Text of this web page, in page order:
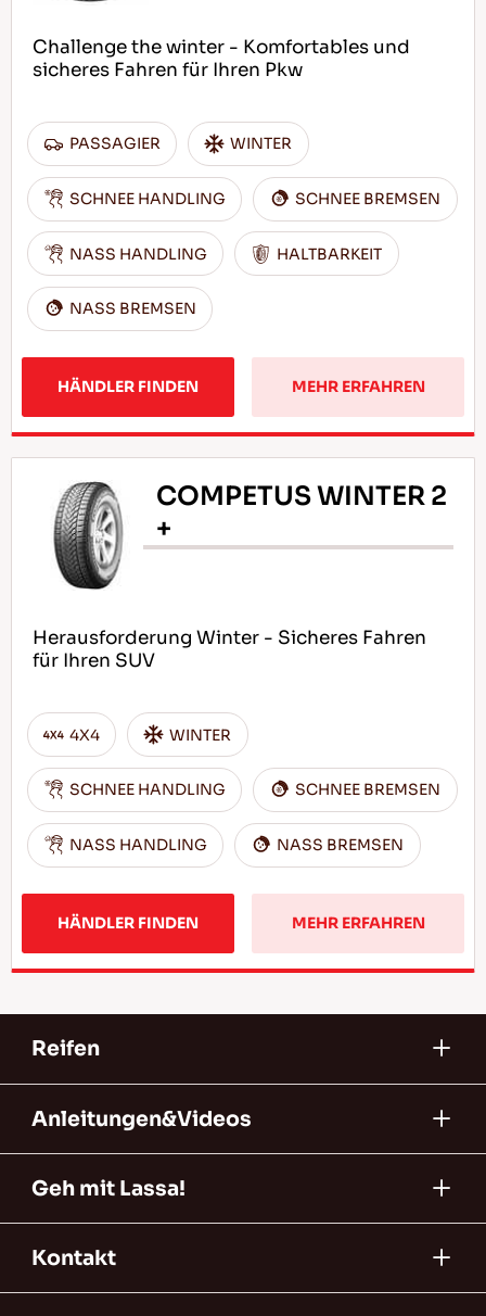
Challenge the winter - Komfortables und
sicheres Fahren für Ihren Pkw
PASSAGIER WINTER
SCHNEE HANDLING SCHNEE BREMSEN
NASS HANDLING HALTBARKEIT
NASS BREMSEN
HÄNDLER FINDEN MEHR ERFAHREN
COMPETUS WINTER 2
+
Herausforderung Winter - Sicheres Fahren
für Ihren SUV
4X4 WINTER
SCHNEE HANDLING SCHNEE BREMSEN
NASS HANDLING NASS BREMSEN
HÄNDLER FINDEN MEHR ERFAHREN
Reifen
Anleitungen&Videos
Geh mit Lassa!
Kontakt